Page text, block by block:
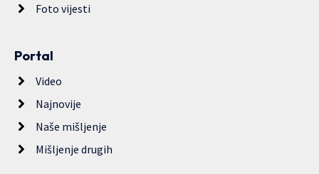
Foto vijesti
Portal
Video
Najnovije
Naše mišljenje
Mišljenje drugih